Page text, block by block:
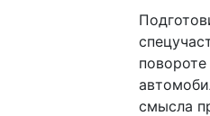
смысла